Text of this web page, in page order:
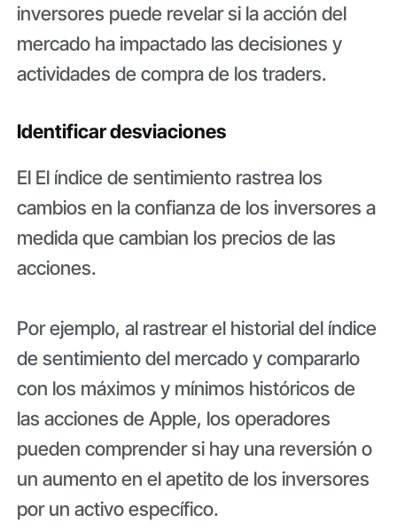
inversores puede revelar si la acción del
mercado ha impactado las decisiones y
actividades de compra de los traders.
Identificar desviaciones
El El índice de sentimiento rastrea los
cambios en la confianza de los inversores a
medida que cambian los precios de las
acciones.
Por ejemplo, al rastrear el historial del índice
de sentimiento del mercado y compararlo
con los máximos y mínimos históricos de
las acciones de Apple, los operadores
pueden comprender si hay una reversión o
un aumento en el apetito de los inversores
por un activo específico.